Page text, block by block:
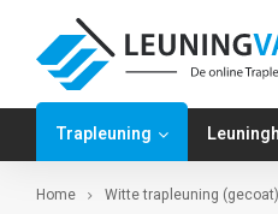
Trapleuning
Home Witte trapleuning